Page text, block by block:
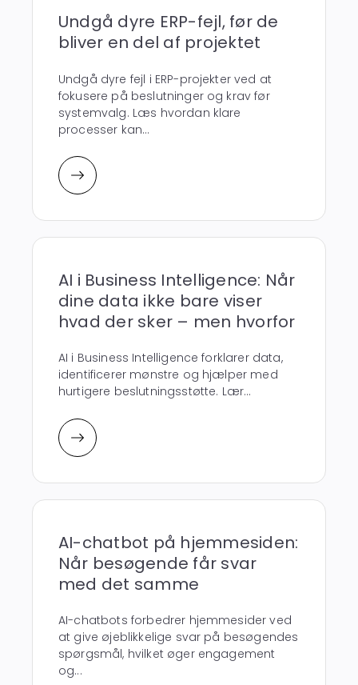
Undgå dyre ERP-fejl, før de
bliver en del af projektet
Undgå dyre fejl i ERP-projekter ved at
fokusere på beslutninger og krav før
systemvalg. Læs hvordan klare
processer kan...
AI i Business Intelligence: Når
dine data ikke bare viser
hvad der sker – men hvorfor
AI i Business Intelligence forklarer data,
identificerer mønstre og hjælper med
hurtigere beslutningsstøtte. Lær...
AI-chatbot på hjemmesiden:
Når besøgende får svar
med det samme
AI-chatbots forbedrer hjemmesider ved
at give øjeblikkelige svar på besøgendes
spørgsmål, hvilket øger engagement
og...